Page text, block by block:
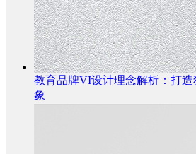
教育品牌VI设计理念解析：打
象